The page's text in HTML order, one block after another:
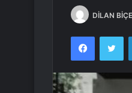
DİLAN
Facebook